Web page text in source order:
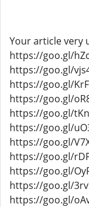
Your article very
https://goo.gl/
https://goo.gl/
https://goo.gl/
https://goo.gl/
https://goo.gl/
https://goo.gl/
https://goo.gl/
https://goo.gl/
https://goo.gl/
https://goo.gl/
https://goo.gl/